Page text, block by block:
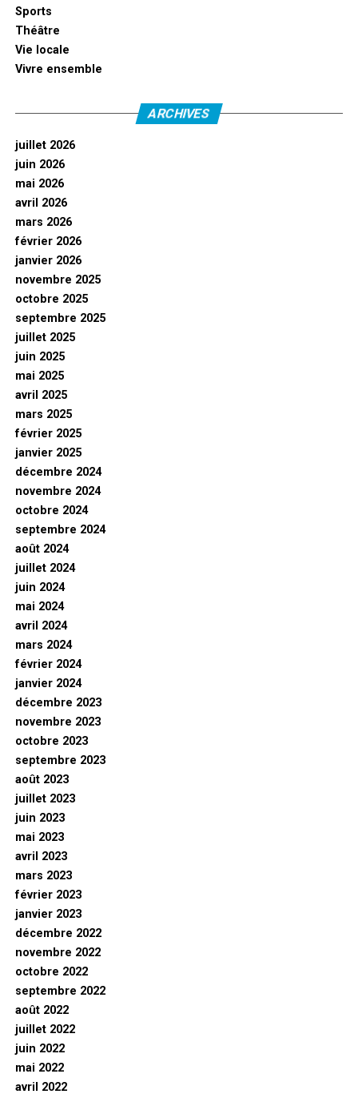
Sports
Théâtre
Vie locale
Vivre ensemble
ARCHIVES
juillet 2026
juin 2026
mai 2026
avril 2026
mars 2026
février 2026
janvier 2026
novembre 2025
octobre 2025
septembre 2025
juillet 2025
juin 2025
mai 2025
avril 2025
mars 2025
février 2025
janvier 2025
décembre 2024
novembre 2024
octobre 2024
septembre 2024
août 2024
juillet 2024
juin 2024
mai 2024
avril 2024
mars 2024
février 2024
janvier 2024
décembre 2023
novembre 2023
octobre 2023
septembre 2023
août 2023
juillet 2023
juin 2023
mai 2023
avril 2023
mars 2023
février 2023
janvier 2023
décembre 2022
novembre 2022
octobre 2022
septembre 2022
août 2022
juillet 2022
juin 2022
mai 2022
avril 2022